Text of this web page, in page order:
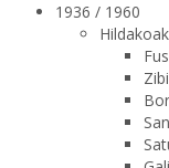
1936 / 1960
Hildakoak